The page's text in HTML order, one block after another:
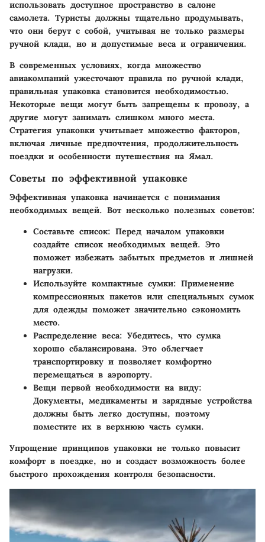
использовать доступное пространство в салоне
самолета. Туристы должны тщательно продумывать,
что они берут с собой, учитывая не только размеры
ручной клади, но и допустимые веса и ограничения.
В современных условиях, когда множество
авиакомпаний ужесточают правила по ручной клади,
правильная упаковка становится необходимостью.
Некоторые вещи могут быть запрещены к провозу, а
другие могут занимать слишком много места.
Стратегия упаковки учитывает множество факторов,
включая личные предпочтения, продолжительность
поездки и особенности путешествия на Ямал.
Советы по эффективной упаковке
Эффективная упаковка начинается с понимания
необходимых вещей. Вот несколько полезных советов:
Составьте список: Перед началом упаковки
создайте список необходимых вещей. Это
поможет избежать забытых предметов и лишней
нагрузки.
Используйте компактные сумки: Применение
компрессионных пакетов или специальных сумок
для одежды поможет значительно сэкономить
место.
Распределение веса: Убедитесь, что сумка
хорошо сбалансирована. Это облегчает
транспортировку и позволяет комфортно
перемещаться в аэропорту.
Вещи первой необходимости на виду:
Документы, медикаменты и зарядные устройства
должны быть легко доступны, поэтому
поместите их в верхнюю часть сумки.
Упрощение принципов упаковки не только повысит
комфорт в поездке, но и создаст возможность более
быстрого прохождения контроля безопасности.